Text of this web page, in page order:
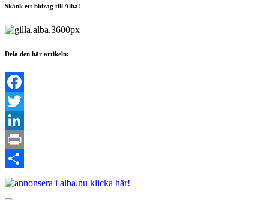
Skänk ett bidrag till Alba!
Dela den här artikeln:
Facebook
Twitter
LinkedIn
Print
Dela